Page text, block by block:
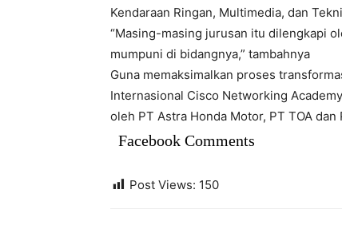
Kendaraan Ringan, Multimedia, dan
“Masing-masing jurusan itu dilengkapi
mumpuni di bidangnya,” tambahnya
Guna memaksimalkan proses
Internasional Cisco Networking
oleh PT Astra Honda Motor, PT TOA dan
Facebook Comments
Post Views: 150